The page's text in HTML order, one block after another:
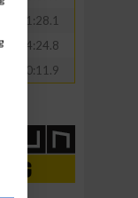
00:41:28.1
00:44:24.8
00:50:11.9